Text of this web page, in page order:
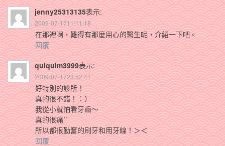
jenny25313135表示:
2009-07-1711:11:18
在那裡啊，難得有那麼用心的醫生呢，介紹一下吧。
回覆
qulqulm3999表示:
2009-07-1723:52:41
好特別的診所！
真的很不錯！：）
我從小就怕看牙齒～
真的很痛ˊˋ
所以都很勤奮的刷牙和用牙線！＞＜
回覆